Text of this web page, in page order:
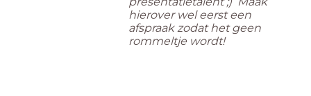
hierover wel eerst een
afspraak zodat het geen
rommeltje wordt!